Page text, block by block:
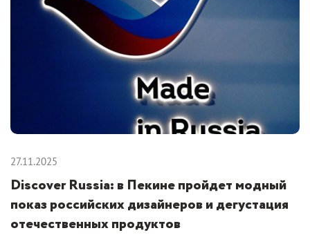
27.11.2025
Discover Russia: в Пекине пройдет модный
показ российских дизайнеров и дегустация
отечественных продуктов